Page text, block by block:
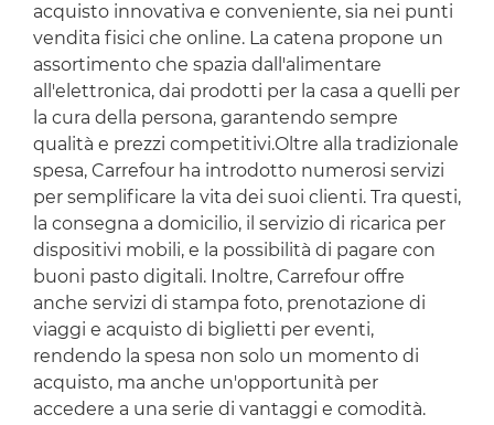
acquisto innovativa e conveniente, sia nei punti
vendita fisici che online. La catena propone un
assortimento che spazia dall'alimentare
all'elettronica, dai prodotti per la casa a quelli per
la cura della persona, garantendo sempre
qualità e prezzi competitivi.Oltre alla tradizionale
spesa, Carrefour ha introdotto numerosi servizi
per semplificare la vita dei suoi clienti. Tra questi,
la consegna a domicilio, il servizio di ricarica per
dispositivi mobili, e la possibilità di pagare con
buoni pasto digitali. Inoltre, Carrefour offre
anche servizi di stampa foto, prenotazione di
viaggi e acquisto di biglietti per eventi,
rendendo la spesa non solo un momento di
acquisto, ma anche un'opportunità per
accedere a una serie di vantaggi e comodità.